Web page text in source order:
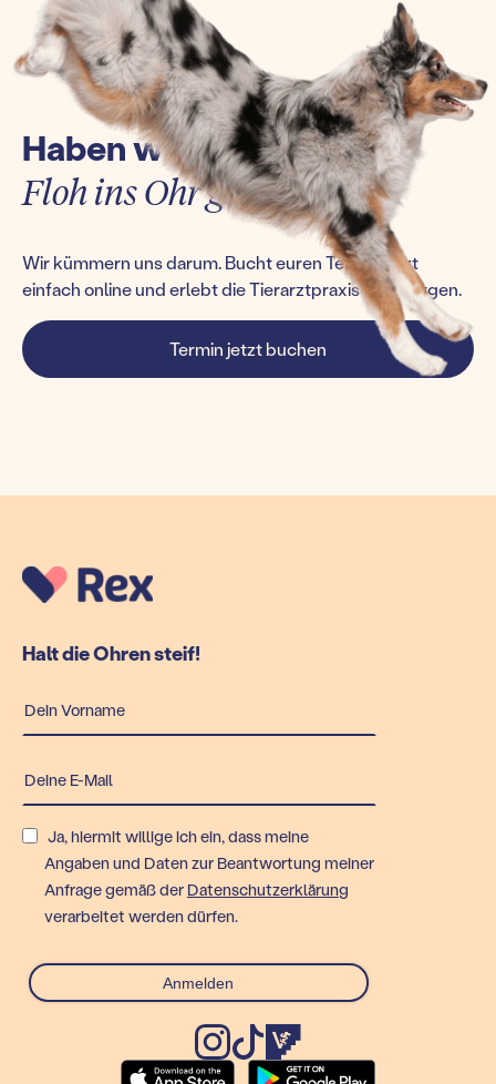
Haben wir euch einen
Floh ins Ohr gesetzt?
Wir kümmern uns darum. Bucht euren Termin jetzt
einfach online und erlebt die Tierarztpraxis von morgen.
Termin jetzt buchen
Halt die Ohren steif!
Ja, hiermit willige ich ein, dass meine
Angaben und Daten zur Beantwortung meiner
Anfrage gemäß der Datenschutzerklärung
verarbeitet werden dürfen.